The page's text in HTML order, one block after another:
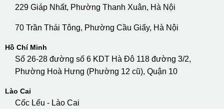
229 Giáp Nhất, Phường Thanh Xuân, Hà Nội
70 Trần Thái Tông, Phường Cầu Giấy, Hà Nội
Hồ Chí Minh
Số 26-28 đường số 6 KDT Hà Đô 118 đường 3/2,
Phường Hoà Hưng (Phường 12 cũ), Quận 10
Lào Cai
Cốc Lếu - Lào Cai